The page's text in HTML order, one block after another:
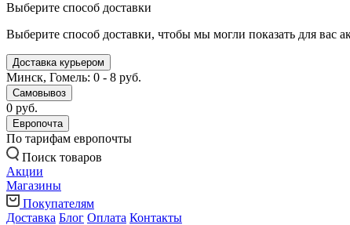
Выберите способ доставки
Выберите способ доставки, чтобы мы могли показать для вас
Доставка курьером
Минск, Гомель: 0 - 8 руб.
Самовывоз
0 руб.
Европочта
По тарифам европочты
Поиск товаров
Акции
Магазины
Покупателям
Доставка Блог Оплата Контакты